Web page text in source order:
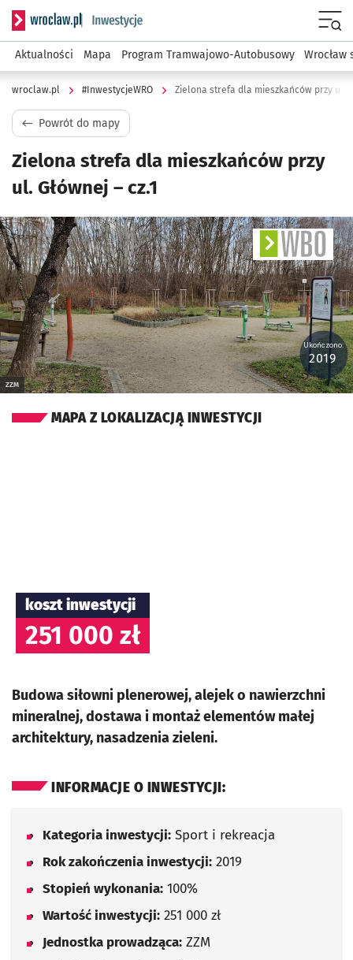
Serwis informacyjny wroclaw.pl podserwis:
Aktualności Mapa Program Tramwajowo-Autobusowy Wrocław
wroclaw.pl #InwestycjeWRO Zielona strefa dla mieszkańców przy ul.
Powrót do mapy
Zielona strefa dla mieszkańców przy
ul. Głównej – cz.1
ZZM
Ukończono:
2019
MAPA Z LOKALIZACJĄ INWESTYCJI
koszt inwestycji
251 000 zł
Budowa siłowni plenerowej, alejek o nawierzchni
mineralnej, dostawa i montaż elementów małej
architektury, nasadzenia zieleni.
INFORMACJE O INWESTYCJI:
Kategoria inwestycji: Sport i rekreacja
Rok zakończenia inwestycji: 2019
Stopień wykonania: 100%
Wartość inwestycji: 251 000 zł
Jednostka prowadząca: ZZM